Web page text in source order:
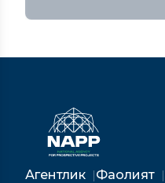
Агентлик Фаолият